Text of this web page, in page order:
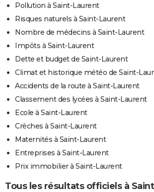
Pollution à Saint-Laurent
Risques naturels à Saint-Laurent
Nombre de médecins à Saint-Laurent
Impôts à Saint-Laurent
Dette et budget de Saint-Laurent
Climat et historique météo de Saint-
Accidents de la route à Saint-Laurent
Classement des lycées à Saint-Laurent
Ecole à Saint-Laurent
Crèches à Saint-Laurent
Maternités à Saint-Laurent
Entreprises à Saint-Laurent
Prix immobilier à Saint-Laurent
Tous les résultats officiels à